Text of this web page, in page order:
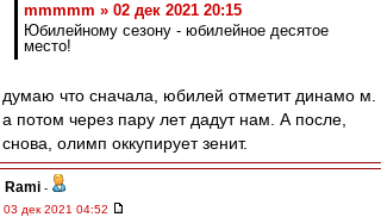
mmmmm » 02 дек 2021 20:15
Юбилейному сезону - юбилейное десятое
место!
думаю что сначала, юбилей отметит динамо м.
а потом через пару лет дадут нам. А после,
снова, олимп оккупирует зенит.
Rami -
03 дек 2021 04:52